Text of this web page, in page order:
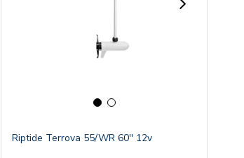
Riptide Terrova 55/WR 60'' 12v